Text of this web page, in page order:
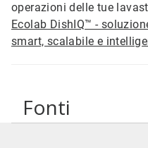
operazioni delle tue
Ecolab DishIQ™ -
smart, scalabile e
Fonti